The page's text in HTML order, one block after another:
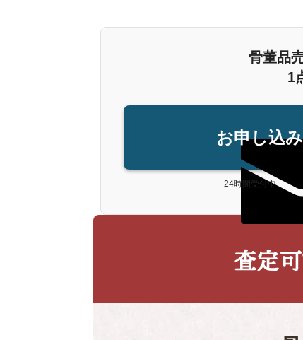
骨董品
1
お申し込み
24時間受付中
査定